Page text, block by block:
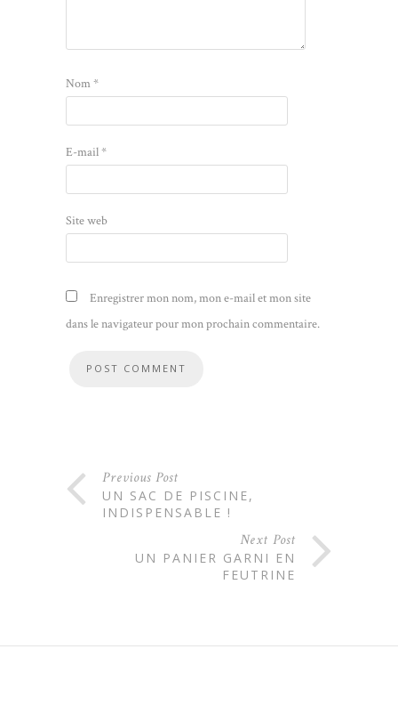
Nom*
E-mail*
Site web
Enregistrer mon nom, mon e-mail et mon site
dans le navigateur pour mon prochain commentaire.
Previous Post
UN SAC DE PISCINE,
INDISPENSABLE !
Next Post
UN PANIER GARNI EN
FEUTRINE